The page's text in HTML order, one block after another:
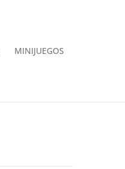
MINIJUEGOS